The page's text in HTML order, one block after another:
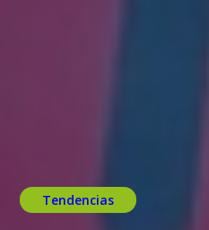
Tendencias